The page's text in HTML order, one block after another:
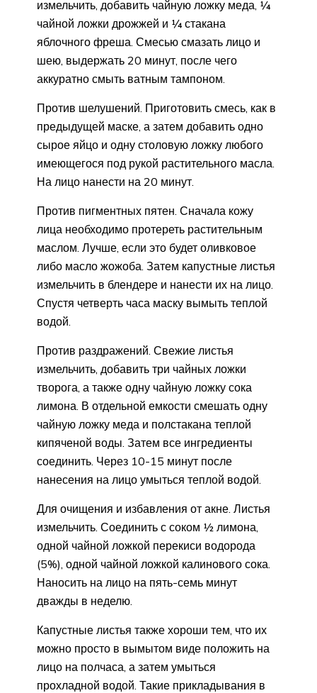
измельчить, добавить чайную ложку меда, ¼
чайной ложки дрожжей и ¼ стакана
яблочного фреша. Смесью смазать лицо и
шею, выдержать 20 минут, после чего
аккуратно смыть ватным тампоном.
Против шелушений. Приготовить смесь, как в
предыдущей маске, а затем добавить одно
сырое яйцо и одну столовую ложку любого
имеющегося под рукой растительного масла.
На лицо нанести на 20 минут.
Против пигментных пятен. Сначала кожу
лица необходимо протереть растительным
маслом. Лучше, если это будет оливковое
либо масло жожоба. Затем капустные листья
измельчить в блендере и нанести их на лицо.
Спустя четверть часа маску вымыть теплой
водой.
Против раздражений. Свежие листья
измельчить, добавить три чайных ложки
творога, а также одну чайную ложку сока
лимона. В отдельной емкости смешать одну
чайную ложку меда и полстакана теплой
кипяченой воды. Затем все ингредиенты
соединить. Через 10-15 минут после
нанесения на лицо умыться теплой водой.
Для очищения и избавления от акне. Листья
измельчить. Соединить с соком ½ лимона,
одной чайной ложкой перекиси водорода
(5%), одной чайной ложкой калинового сока.
Наносить на лицо на пять-семь минут
дважды в неделю.
Капустные листья также хороши тем, что их
можно просто в вымытом виде положить на
лицо на полчаса, а затем умыться
прохладной водой. Такие прикладывания в